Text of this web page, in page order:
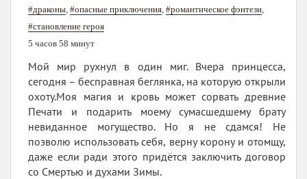
#драконы #опасные приключения #романтическое фэнтези
#становление героя
5 часов 58 минут
Мой мир рухнул в один миг. Вчера принцесса,
сегодня – бесправная беглянка, на которую открыли
охоту.Моя магия и кровь может сорвать древние
Печати и подарить моему сумасшедшему брату
невиданное могущество. Но я не сдамся! Не
позволю использовать себя, верну корону и отомщу,
даже если ради этого придётся заключить договор
со Смертью и духами Зимы.